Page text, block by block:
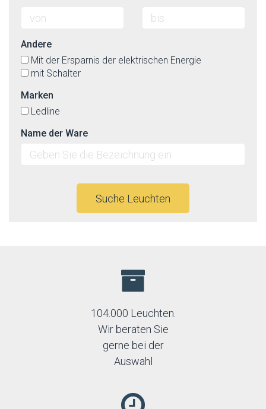
Andere
Mit der Ersparnis der elektrischen Energie
mit Schalter
Marken
Ledline
Name der Ware
Suche Leuchten
104.000 Leuchten.
Wir beraten Sie
gerne bei der
Auswahl